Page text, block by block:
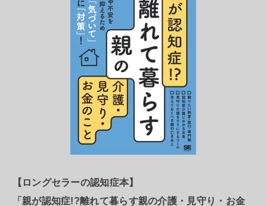
【ロングセラーの認知症本】
「親が認知症!?離れて暮らす親の介護・見守り・お金